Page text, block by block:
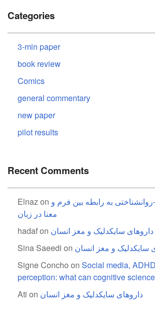
Categories
3-min paper
book review
Comics
general commentary
new paper
pilot results
Recent Comments
Elnazon به رابطه بین فرم و
معنا در زبان
hadafon داروهای سایکدلیک و مغز انسان
Sina Saeedi on سایکدلیک و مغز انسان
Signe Concho on Social media,
perception: what can cognitive
Ati on داروهای سایکدلیک و مغز انسان